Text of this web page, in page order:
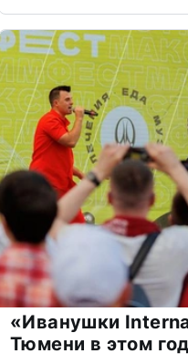
«Иванушки
Тюмени в этом